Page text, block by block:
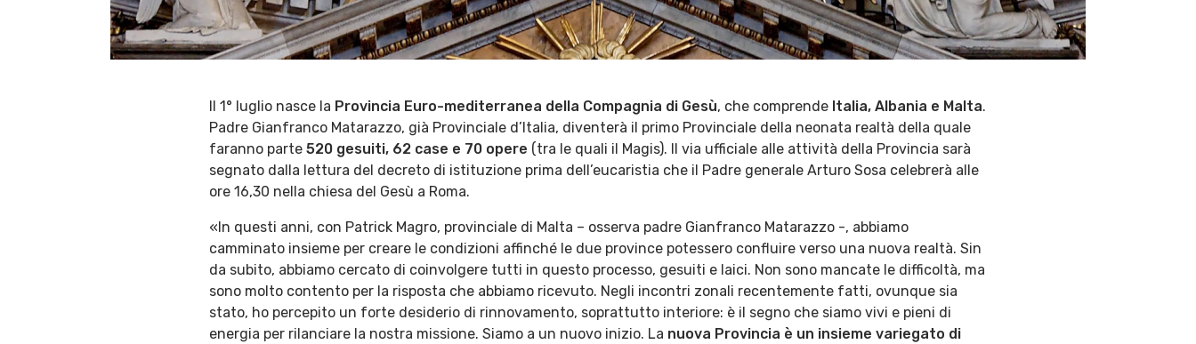
Il 1° luglio nasce la Provincia Euro-mediterranea della Compagnia di Gesù, che comprende Italia, Albania e Malta.
Padre Gianfranco Matarazzo, già Provinciale d’Italia, diventerà il primo Provinciale della neonata realtà della quale
faranno parte 520 gesuiti, 62 case e 70 opere (tra le quali il Magis). Il via ufficiale alle attività della Provincia sarà
segnato dalla lettura del decreto di istituzione prima dell’eucaristia che il Padre generale Arturo Sosa celebrerà alle
ore 16,30 nella chiesa del Gesù a Roma.
«In questi anni, con Patrick Magro, provinciale di Malta – osserva padre Gianfranco Matarazzo -, abbiamo
camminato insieme per creare le condizioni affinché le due province potessero confluire verso una nuova realtà. Sin
da subito, abbiamo cercato di coinvolgere tutti in questo processo, gesuiti e laici. Non sono mancate le difficoltà, ma
sono molto contento per la risposta che abbiamo ricevuto. Negli incontri zonali recentemente fatti, ovunque sia
stato, ho percepito un forte desiderio di rinnovamento, soprattutto interiore: è il segno che siamo vivi e pieni di
energia per rilanciare la nostra missione. Siamo a un nuovo inizio. La nuova Provincia è un insieme variegato di